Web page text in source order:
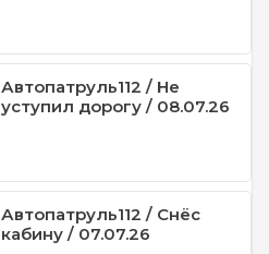
Автопатруль112 / Не
уступил дорогу / 08.07.26
Автопатруль112 / Снёс
кабину / 07.07.26